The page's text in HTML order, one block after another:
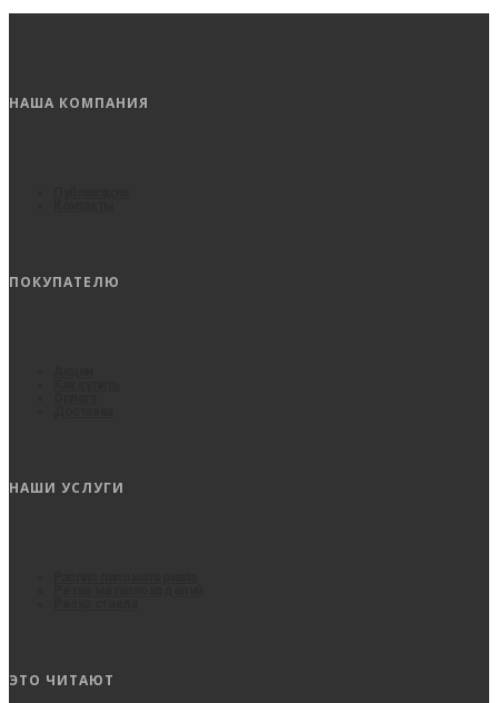
НАША КОМПАНИЯ
ПОКУПАТЕЛЮ
НАШИ УСЛУГИ
ЭТО ЧИТАЮТ